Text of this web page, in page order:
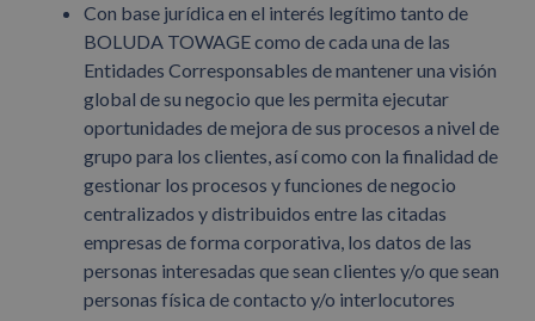
Con base jurídica en el interés legítimo tanto de
BOLUDA TOWAGE como de cada una de las
Entidades Corresponsables de mantener una visión
global de su negocio que les permita ejecutar
oportunidades de mejora de sus procesos a nivel de
grupo para los clientes, así como con la finalidad de
gestionar los procesos y funciones de negocio
centralizados y distribuidos entre las citadas
empresas de forma corporativa, los datos de las
personas interesadas que sean clientes y/o que sean
personas física de contacto y/o interlocutores